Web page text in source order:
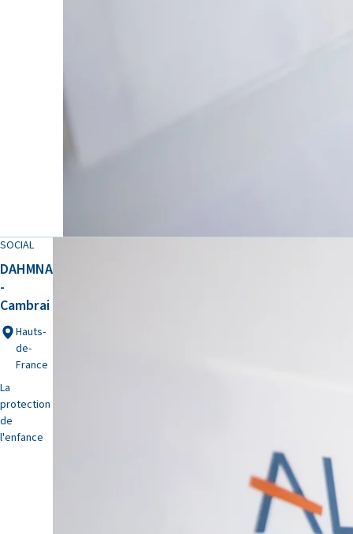
SOCIAL
DAHMNA
-
Cambrai
Hauts-
de-
France
La
protection
de
l'enfance